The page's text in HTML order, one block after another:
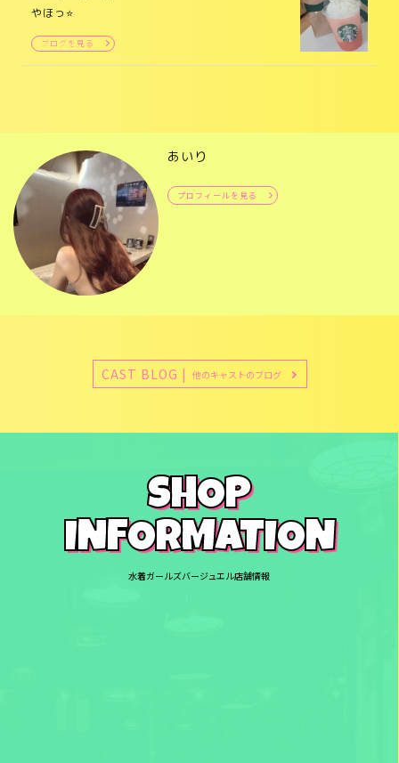
やほっ⭐️
ブログを見る
あいり
プロフィールを見る
CAST BLOG | 他のキャストのブログ
SHOP
INFORMATION
水着ガールズバージュエル店舗情報